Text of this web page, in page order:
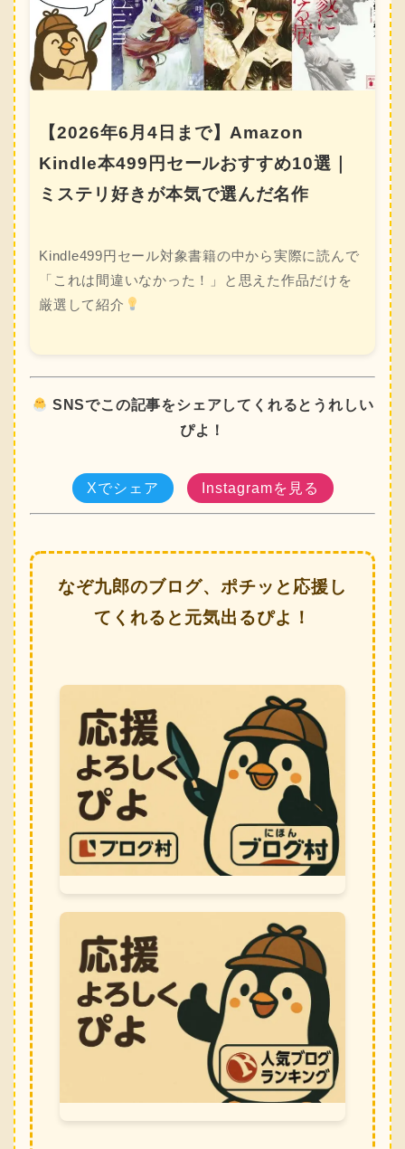
【2026年6月4日まで】Amazon
Kindle本499円セールおすすめ10選｜
ミステリ好きが本気で選んだ名作
Kindle499円セール対象書籍の中から実際に読んで
「これは間違いなかった！」と思えた作品だけを
厳選して紹介
SNSでこの記事をシェアしてくれるとうれしい
ぴよ！
Xでシェア Instagramを見る
なぞ九郎のブログ、ポチッと応援し
てくれると元気出るぴよ！